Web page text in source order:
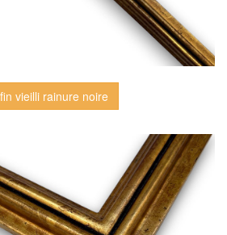
vieilli rainure noire